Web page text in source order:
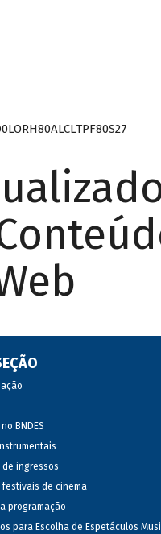
BNDES
de ingressos
festivais de cinema
programação
para Escolha de Espetáculos